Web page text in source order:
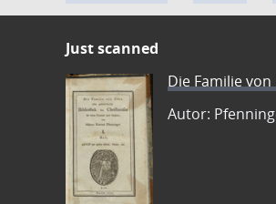
Just scanned
Die Familie
Autor: